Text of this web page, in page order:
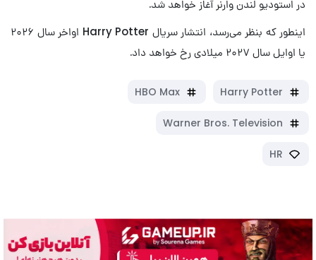
در استودیو لندن وارنر آغاز خواهد شد.
اینطور که بنظر می‌رسد، انتشار سریال Harry Potter اواخر سال ۲۰۲۶
یا اوایل سال ۲۰۲۷ میلادی رخ خواهد داد.
Harry Potter
HBO Max
Warner Bros. Television
HR